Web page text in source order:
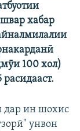
хабар
100 хол)
расидааст.
дар ин шохис
унвон